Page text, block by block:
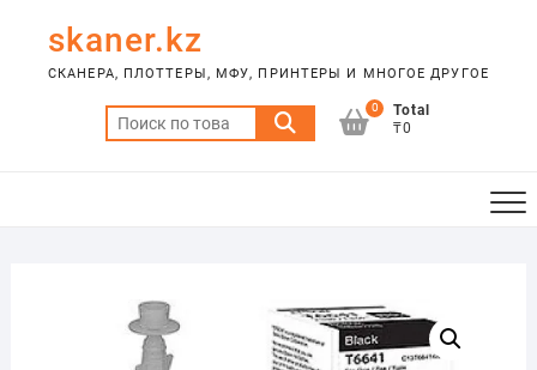
content
skaner.kz
СКАНЕРА, ПЛОТТЕРЫ, МФУ, ПРИНТЕРЫ И МНОГОЕ ДРУГОЕ
Искать:
0
Total
₸0